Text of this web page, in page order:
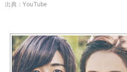
出典：YouTube